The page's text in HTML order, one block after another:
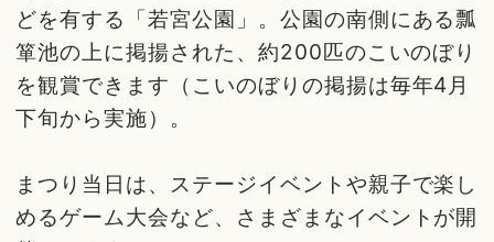
どを有する「若宮公園」。公園の南側にある瓢
箪池の上に掲揚された、約200匹のこいのぼり
を観賞できます（こいのぼりの掲揚は毎年4月
下旬から実施）。
まつり当日は、ステージイベントや親子で楽し
めるゲーム大会など、さまざまなイベントが開